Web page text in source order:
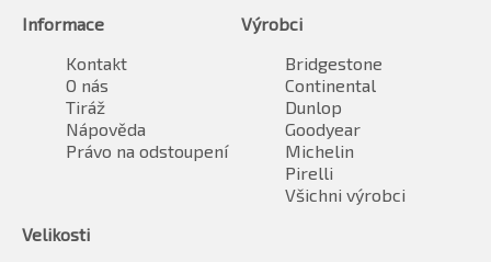
Informace
Kontakt
O nás
Tiráž
Nápověda
Právo na odstoupení
Výrobci
Bridgestone
Continental
Dunlop
Goodyear
Michelin
Pirelli
Všichni výrobci
Velikosti